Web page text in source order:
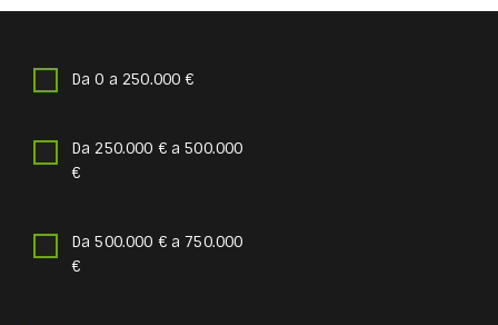
Da 0 a 250.000 €
Da 250.000 € a 500.000
€
Da 500.000 € a 750.000
€